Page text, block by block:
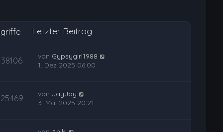
Letzter Beitrag
38106 von Gypsygirl1988
1. Dez 2025 06:00
25469 von JayJay
3. Mai 2025 20:21